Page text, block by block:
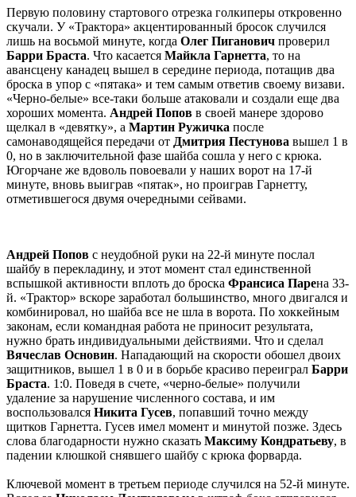
Первую половину стартового отрезка голкиперы откровенно
скучали. У «Трактора» акцентированный бросок случился
лишь на восьмой минуте, когда Олег Пиганович проверил
Барри Браста. Что касается Майкла Гарнетта, то на
авансцену канадец вышел в середине периода, потащив два
броска в упор с «пятака» и тем самым ответив своему визави.
«Черно-белые» все-таки больше атаковали и создали еще два
хороших момента. Андрей Попов в своей манере здорово
щелкал в «девятку», а Мартин Ружичка после
самонаводящейся передачи от Дмитрия Пестунова вышел 1 в
0, но в заключительной фазе шайба сошла у него с крюка.
Югорчане же вдоволь повоевали у наших ворот на 17-й
минуте, вновь выиграв «пятак», но проиграв Гарнетту,
отметившегося двумя очередными сейвами.
Андрей Попов с неудобной руки на 22-й минуте послал
шайбу в перекладину, и этот момент стал единственной
вспышкой активности вплоть до броска Франсиса Парена 33-
й. «Трактор» вскоре заработал большинство, много двигался и
комбинировал, но шайба все не шла в ворота. По хоккейным
законам, если командная работа не приносит результата,
нужно брать индивидуальными действиями. Что и сделал
Вячеслав Основин. Нападающий на скорости обошел двоих
защитников, вышел 1 в 0 и в борьбе красиво переиграл Барри
Браста. 1:0. Поведя в счете, «черно-белые» получили
удаление за нарушение численного состава, и им
воспользовался Никита Гусев, попавший точно между
щитков Гарнетта. Гусев имел момент и минутой позже. Здесь
слова благодарности нужно сказать Максиму Кондратьеву, в
падении клюшкой снявшего шайбу с крюка форварда.
Ключевой момент в третьем периоде случился на 52-й минуте.